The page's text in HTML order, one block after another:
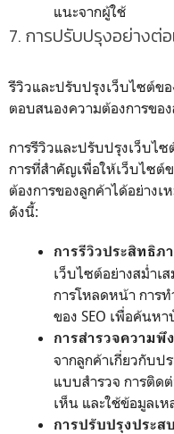
แนะจากผู้ใช้
7. การปรับปรุงอย่างต่
รีวิวและปรับปรุงเว็บไซต์ข
ตอบสนองความต้องการขอ
การรีวิวและปรับปรุงเว็บไ
การที่สำคัญเพื่อให้เว็บไซ
ต้องการของลูกค้าได้อย่าง
ดังนี้:
การรีวิวประสิทธิภ
เว็บไซต์อย่างสม่ำเ
การโหลดหน้า การ
ของ SEO เพื่อค้นห
การสำรวจความพึ
จากลูกค้าเกี่ยวกับป
แบบสำรวจ การติด
เห็น และใช้ข้อมูลเ
การปรับปรุงประส